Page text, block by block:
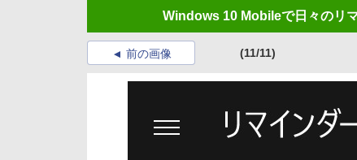
Windows 10 Mobileで日々のリ
前の画像 (11/11)